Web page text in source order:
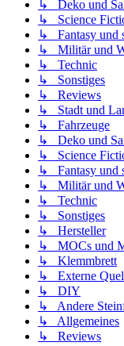
↳ Deko und
↳ Science
↳ Fantasy und
↳ Militär und
↳ Technic
↳ Sonstiges
↳ Reviews
↳ Stadt und
↳ Fahrzeuge
↳ Deko und
↳ Science
↳ Fantasy und
↳ Militär und
↳ Technic
↳ Sonstiges
↳ Hersteller
↳ MOCs und
↳ Klemmbrett
↳ Externe
↳ DIY
↳ Andere
↳ Allgemeines
↳ Reviews